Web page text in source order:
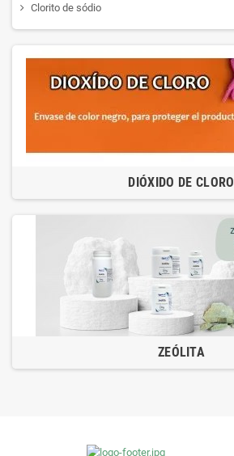
Clorito de sódio
DIÓXIDO DE CLORO
ZEÓLITA